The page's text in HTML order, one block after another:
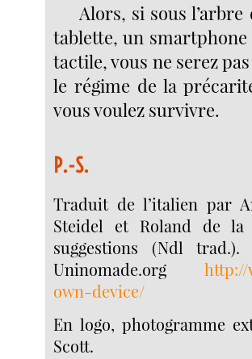
Alors, si sous
tablette, un
tactile, vous ne serez
le régime de la
vous voulez survivre.
P.-S.
Traduit de l’italien par
Steidel et Roland de
suggestions (Ndl
Uninomade.org
own-device/
En logo, photogramme
Scott.